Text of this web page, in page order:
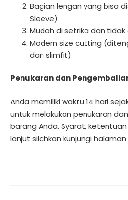
Bagian lengan yang bisa
Sleeve)
Mudah di setrika dan
Modern size cutting
dan slimfit)
Penukaran dan
Anda memiliki waktu 14 hari
untuk melakukan penukaran
barang Anda. Syarat,
lanjut silahkan kunjungi halaman